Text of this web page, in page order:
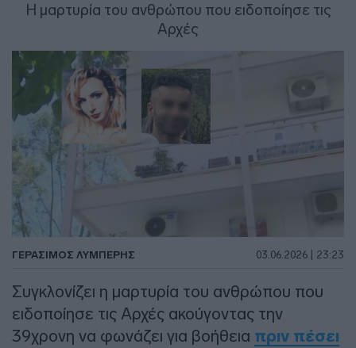
Η μαρτυρία του ανθρώπου που ειδοποίησε τις
Αρχές
ΓΕΡΆΣΙΜΟΣ ΛΥΜΠΈΡΗΣ 03.06.2026 | 23:23
Συγκλονίζει η μαρτυρία του ανθρώπου που
ειδοποίησε τις Αρχές ακούγοντας την
39χρονη να φωνάζει για βοήθεια πριν πέσει